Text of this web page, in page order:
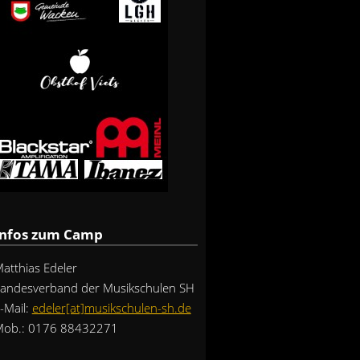
zum Camp
Edeler
der Musikschulen SH
Mail: edeler[at]musikschulen-sh.de
0176 88432271